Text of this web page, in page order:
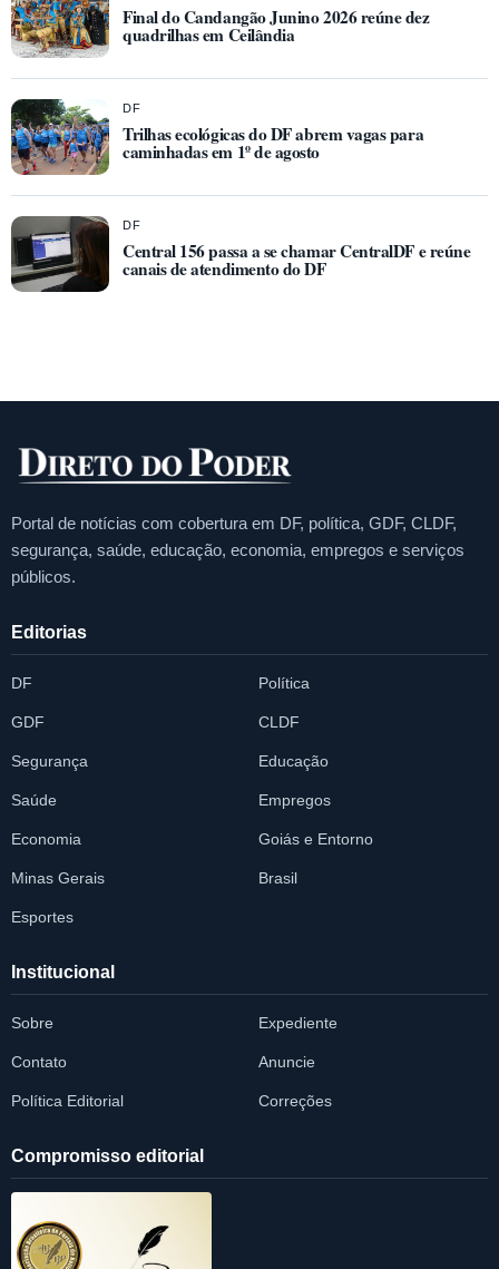
Final do Candangão Junino 2026 reúne dez
quadrilhas em Ceilândia
DF
Trilhas ecológicas do DF abrem vagas para
caminhadas em 1º de agosto
DF
Central 156 passa a se chamar CentralDF e reúne
canais de atendimento do DF
Portal de notícias com cobertura em DF, política, GDF, CLDF,
segurança, saúde, educação, economia, empregos e serviços
públicos.
Editorias
DF Política
GDF CLDF
Segurança Educação
Saúde Empregos
Economia Goiás e Entorno
Minas Gerais Brasil
Esportes
Institucional
Sobre Expediente
Contato Anuncie
Política Editorial Correções
Compromisso editorial